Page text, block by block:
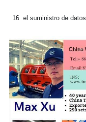
16 el suministro de datos